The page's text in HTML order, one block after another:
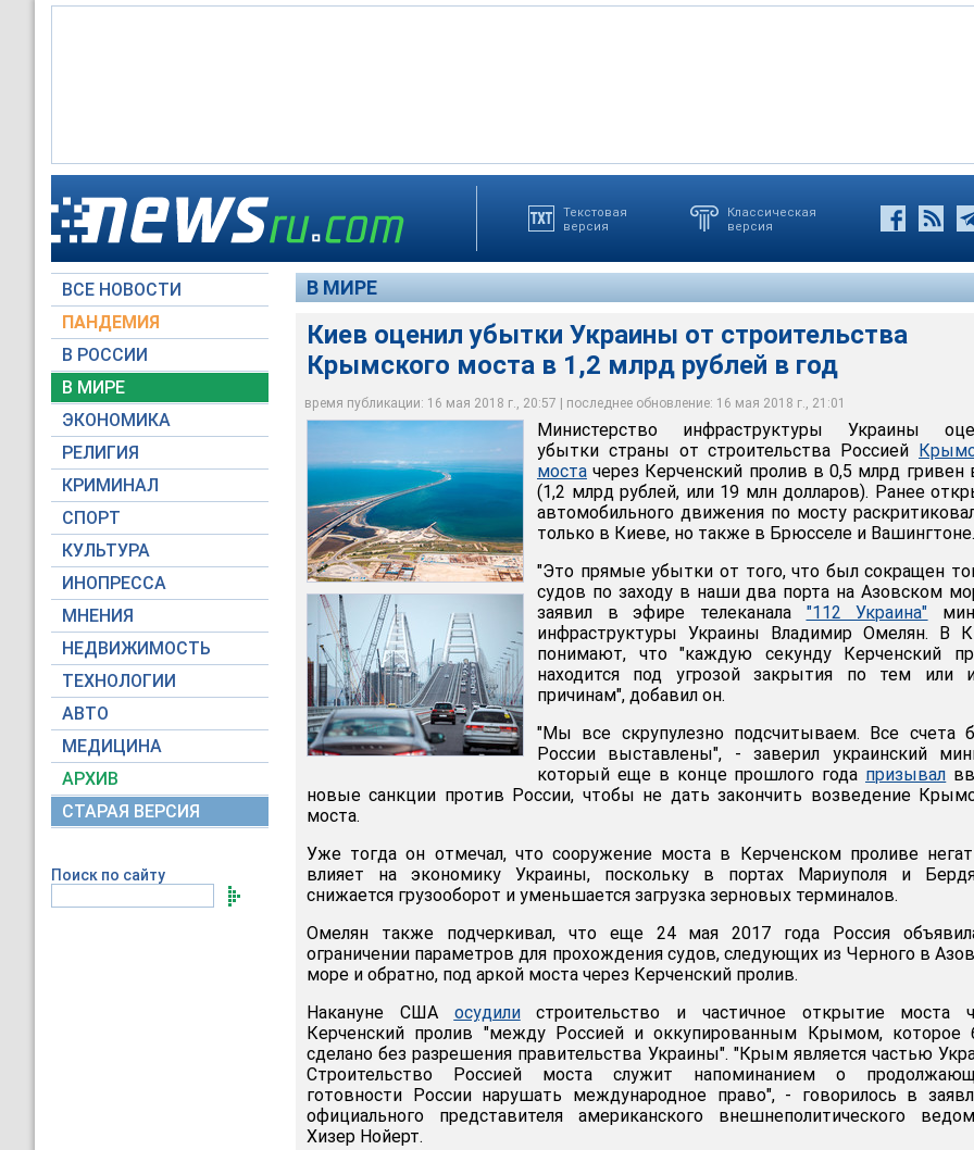
Текстовая
версия
Классическая
версия
ВСЕ НОВОСТИ
ПАНДЕМИЯ
В РОССИИ
В МИРЕ
ЭКОНОМИКА
РЕЛИГИЯ
КРИМИНАЛ
СПОРТ
КУЛЬТУРА
ИНОПРЕССА
МНЕНИЯ
НЕДВИЖИМОСТЬ
ТЕХНОЛОГИИ
АВТО
МЕДИЦИНА
АРХИВ
СТАРАЯ ВЕРСИЯ
Поиск по сайту
В МИРЕ
Киев оценил убытки Украины от строительства
Крымского моста в 1,2 млрд рублей в год
время публикации: 16 мая 2018 г., 20:57 | последнее обновление: 16 мая 2018 г., 21:01
Автомобильное движение по автодорожной части Крымского моста, 16 мая 2018
года
©РИА Новости / Виталий Тимкив
Автомобильное движение по автодорожной части Крымского моста, 16 мая 2018
года
©РИА Новости / Алексей Мальгавко
Министерство инфраструктуры Украины
убытки страны от строительства Россией
моста через Керченский пролив в 0,5 млрд гривен
(1,2 млрд рублей, или 19 млн долларов). Ранее
автомобильного движения по мосту
только в Киеве, но также в Брюсселе и Вашингтоне.
"Это прямые убытки от того, что был сокращен
судов по заходу в наши два порта на Азовском
заявил в эфире телеканала "112 Украина"
инфраструктуры Украины Владимир Омелян. В
понимают, что "каждую секунду Керченский
находится под угрозой закрытия по тем или
причинам", добавил он.
"Мы все скрупулезно подсчитываем. Все счета
России выставлены", - заверил украинский
который еще в конце прошлого года призывал
новые санкции против России, чтобы не дать закончить возведение
моста.
Уже тогда он отмечал, что сооружение моста в Керченском проливе
влияет на экономику Украины, поскольку в портах Мариуполя и
снижается грузооборот и уменьшается загрузка зерновых терминалов.
Омелян также подчеркивал, что еще 24 мая 2017 года Россия
ограничении параметров для прохождения судов, следующих из Черного в
море и обратно, под аркой моста через Керченский пролив.
Накануне США осудилистроительство и частичное открытие моста
Керченский пролив "между Россией и оккупированным Крымом, которое
сделано без разрешения правительства Украины". "Крым является частью
Строительство Россией моста служит напоминанием о
готовности России нарушать международное право", - говорилось в
официального представителя американского внешнеполитического
Хизер Нойерт.